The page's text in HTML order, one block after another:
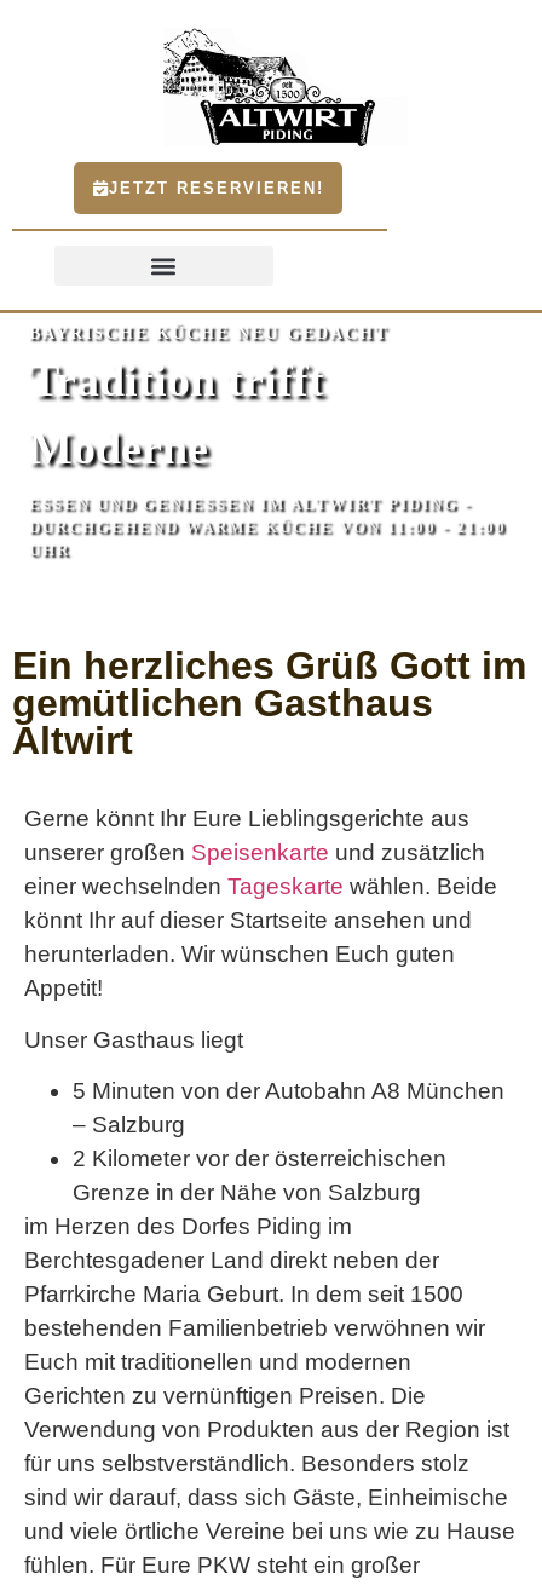
JETZT RESERVIEREN!
BAYRISCHE KÜCHE NEU GEDACHT
Tradition trifft
Moderne
ESSEN UND GENIESSEN IM ALTWIRT PIDING - D
URCHGEHEND WARME KÜCHE VON 11:00 - 21:00 U
HR
Ein herzliches Grüß Gott im
gemütlichen Gasthaus
Altwirt
Gerne könnt Ihr Eure Lieblingsgerichte aus
unserer großen Speisenkarte und zusätzlich
einer wechselnden Tageskarte wählen. Beide
könnt Ihr auf dieser Startseite ansehen und
herunterladen. Wir wünschen Euch guten
Appetit!
Unser Gasthaus liegt
5 Minuten von der Autobahn A8 München
– Salzburg
2 Kilometer vor der österreichischen
Grenze in der Nähe von Salzburg
im Herzen des Dorfes Piding im
Berchtesgadener Land direkt neben der
Pfarrkirche Maria Geburt. In dem seit 1500
bestehenden Familienbetrieb verwöhnen wir
Euch mit traditionellen und modernen
Gerichten zu vernünftigen Preisen. Die
Verwendung von Produkten aus der Region ist
für uns selbstverständlich. Besonders stolz
sind wir darauf, dass sich Gäste, Einheimische
und viele örtliche Vereine bei uns wie zu Hause
fühlen. Für Eure PKW steht ein großer